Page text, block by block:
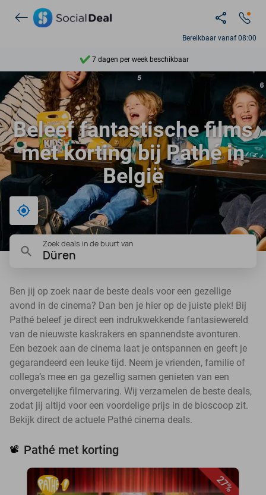
Bereikbaar vanaf 08:00
7 dagen per week beschikbaar
Ontdek 15.000+ deals
Beleef fantastische films
met korting bij Pathé in
België
Bij mij in de buurt
Zoek deals in de buurt van
Düren
Ben jij op zoek naar de beste deals voor een gezellige
avond in de cinema? Dan ben je hier op de juiste plek! Bij
Pathé beleef je direct een indrukwekkende fantasiewereld
van de nieuwste kaskrakers en spannendste avonturen.
Een bezoek aan de cinema laat je ontspannen en geeft je
gegarandeerd een leuke tijd. Neem je vrienden, familie of
collega’s mee en ga gezellig samen genieten van een
onvergetelijke filmervaring. Wij verzamelen de beste deals,
zodat jij altijd voor een voordelige prijs in de bioscoop zit.
Bekijk direct de actuele Pathé cinema deals.
📽️ Pathé met korting
27%